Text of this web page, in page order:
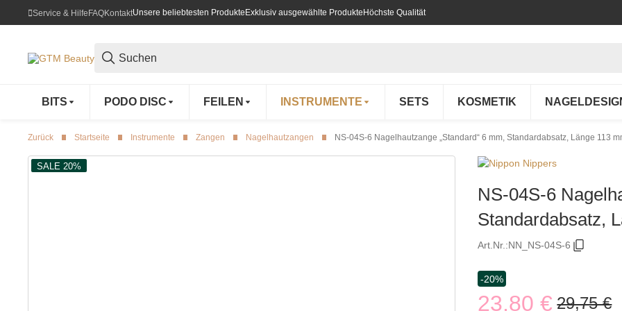
Service & HilfeFAQKontaktUnsere beliebtesten Produkte Exklusiv ausgewählte Produkte Höchste Qualität
BITS PODO DISC FEILEN INSTRUMENTE SETS KOSMETIK
Zurück Startseite Instrumente Zangen Nagelhautzangen NS-04S-6 Nagelhautzange „Standard“ 6 mm, Standardabsatz, Länge 113
SALE 20%
NS-04S-6
Standardabsatz,
Art.Nr.:NN_NS-04S-6
-20%
23,80 € 29,75 €